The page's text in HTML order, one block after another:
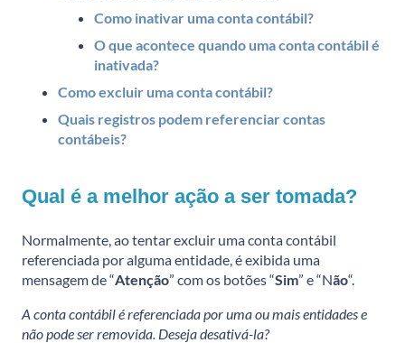
Como inativar uma conta contábil?
O que acontece quando uma conta contábil é
inativada?
Como excluir uma conta contábil?
Quais registros podem referenciar contas
contábeis?
Qual é a melhor ação a ser tomada?
Normalmente, ao tentar excluir uma conta contábil
referenciada por alguma entidade, é exibida uma
mensagem de “Atenção” com os botões “Sim” e “Não“.
A conta contábil é referenciada por uma ou mais entidades e
não pode ser removida. Deseja desativá-la?